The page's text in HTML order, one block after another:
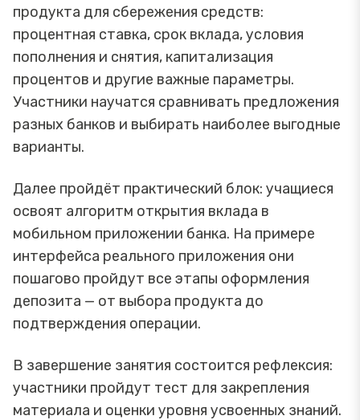
продукта для сбережения средств:
процентная ставка, срок вклада, условия
пополнения и снятия, капитализация
процентов и другие важные параметры.
Участники научатся сравнивать предложения
разных банков и выбирать наиболее выгодные
варианты.
Далее пройдёт практический блок: учащиеся
освоят алгоритм открытия вклада в
мобильном приложении банка. На примере
интерфейса реального приложения они
пошагово пройдут все этапы оформления
депозита — от выбора продукта до
подтверждения операции.
В завершение занятия состоится рефлексия:
участники пройдут тест для закрепления
материала и оценки уровня усвоенных знаний.